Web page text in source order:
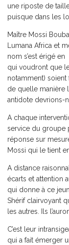
une riposte de
puisque dans les
Maître Mossi
Lumana Africa et
nom s’est érigé
qui voudront que
notamment)
de quelle manière
antidote devrions-
A chaque
service du groupe
réponse sur
Mossi qui le tient
A distance
écarts et attention
qui donne à ce
Shérif clairvoyant
les autres. Ils
C’est leur
qui a fait émerger